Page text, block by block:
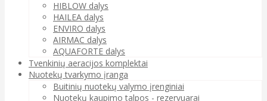
HIBLOW dalys
HAILEA dalys
ENVIRO dalys
AIRMAC dalys
AQUAFORTE dalys
Tvenkinių aeracijos komplektai
Nuotekų tvarkymo įranga
Buitinių nuotekų valymo įrenginiai
Nuotekų kaupimo talpos - rezervuarai